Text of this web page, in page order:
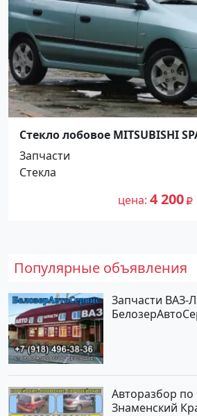
Стекло лобовое MITSUBISHI
Краснодар
Запчасти
Стекла
цена 4 200
Популярные объявления
Запчасти ВАЗ-
Авторазбор по
Знаменский